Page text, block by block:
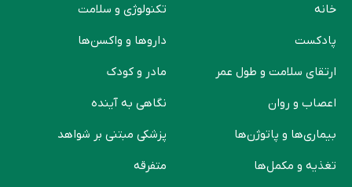
خانه
پادکست
ارتقای سلامت و طول عمر
اعصاب و روان
بیماری‌ها و پاتوژن‌ها
تغذیه و مکمل‌ها
تکنولوژی و سلامت
دارو‌ها و واکسن‌ها
مادر و کودک
نگاهی به آینده
پزشکی مبتنی بر شواهد
متفرقه